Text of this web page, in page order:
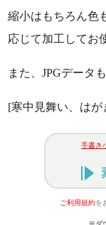
縮小はもちろん色
応じて加工してお
また、JPGデータ
[寒中見舞い、は
手書き
ご利用規約を